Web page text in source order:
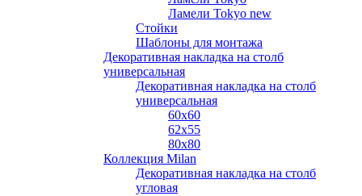
Ламели Tokyo new
Стойки
Шаблоны для монтажа
Декоративная накладка на столб
универсальная
Декоративная накладка на столб
универсальная
60х60
62х55
80х80
Коллекция Milan
Декоративная накладка на столб
угловая